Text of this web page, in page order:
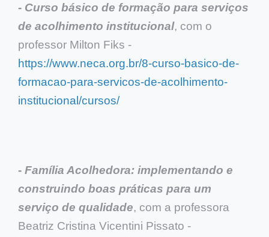
- Curso básico de formação para serviços
de acolhimento institucional, com o
professor Milton Fiks -
https://www.neca.org.br/8-curso-basico-de-
formacao-para-servicos-de-acolhimento-
institucional/cursos/
- Família Acolhedora: implementando e
construindo boas práticas para um
serviço de qualidade, com a professora
Beatriz Cristina Vicentini Pissato -